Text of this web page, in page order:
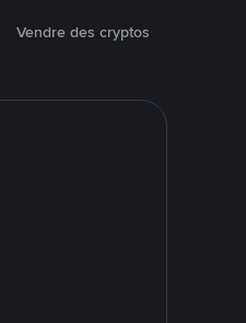
Vendre des cryptos